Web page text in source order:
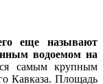
еще называют
водоемом на
самым крупным
Кавказа. Площадь